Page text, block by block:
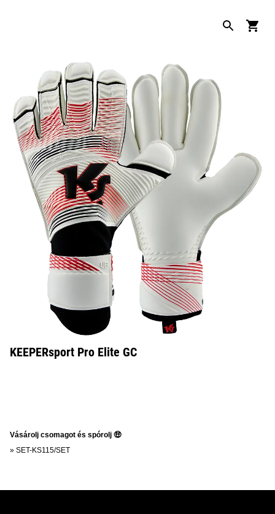
KEEPERsport Pro Elite GC
Vásárolj csomagot és spórolj 🤑
» SET-KS115/SET